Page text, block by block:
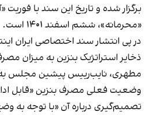
برگزار شده و تاریخ این سند با
«محرمانه»، ششم اسفند ۱۴۰۱ است.
در پی انتشار سند اختصاصی ایران
مطهری، نایب‌رییس پیشین مجلس
وضعیت فعلی مصرف بنزین «قابل
تصمیم‌گیری درباره آن «با توجه به